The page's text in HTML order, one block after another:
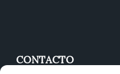
CONTACTO